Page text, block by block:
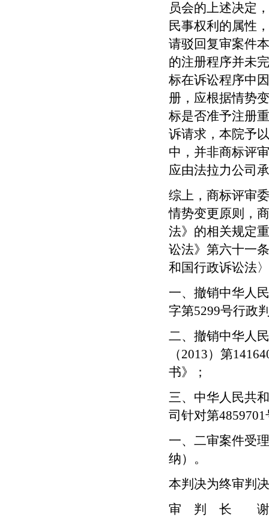
员会的上述决定
民事权利的属性
请驳回复审案件
的注册程序并未
标在诉讼程序中
册，应根据情势
标是否准予注册
诉请求，本院予
中，并非商标评
应由法拉力公司
综上，商标评审
情势变更原则，
法》的相关规定
讼法》第六十一
和国行政诉讼法
一、撤销中华人
字第5299号行政
二、撤销中华人
（2013）第
书》；
三、中华人民共
司针对第4859701
一、二审案件受
纳）。
本判决为终审判
审 判 长 谢